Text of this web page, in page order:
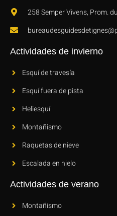
258 Semper Vivens, Prom.
Actividades de invierno
Esquí de travesía
Esquí fuera de pista
Heliesquí
Montañismo
Raquetas de nieve
Escalada en hielo
Actividades de verano
Montañismo